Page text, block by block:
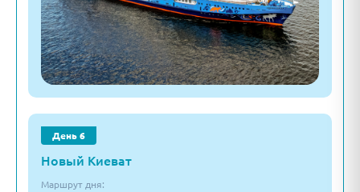
День 6
Новый Киеват
Маршрут дня: